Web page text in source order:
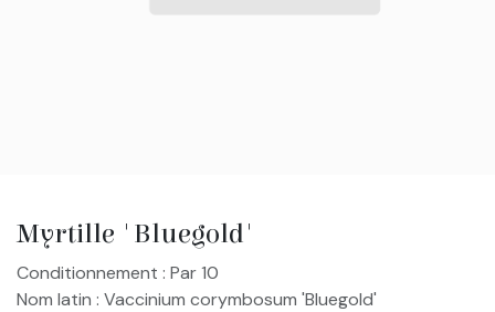
Myrtille 'Bluegold'
Conditionnement : Par 10
Nom latin : Vaccinium corymbosum 'Bluegold'